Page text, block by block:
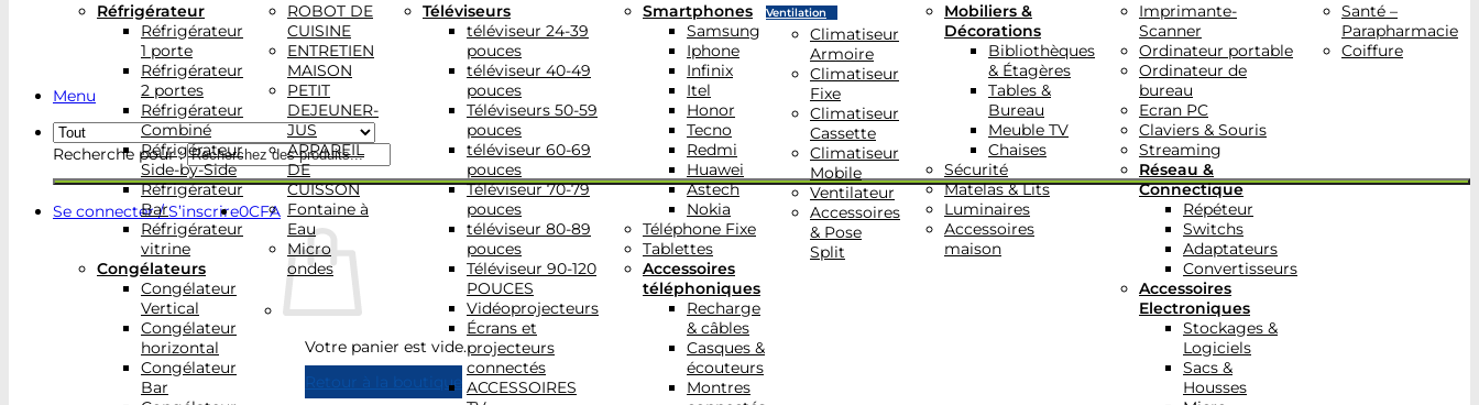
Menu
Recherche pour :
Se connecter / S’inscrire0CFA
Votre panier est vide.
Retour à la boutique
Réfrigérateur
Réfrigérateur
1 porte
Réfrigérateur
2 portes
Réfrigérateur
Combiné
Réfrigérateur
Side-by-Side
Réfrigérateur
Bar
Réfrigérateur
vitrine
Congélateurs
Congélateur
Vertical
Congélateur
horizontal
Congélateur
Bar
ROBOT DE
CUISINE
ENTRETIEN
MAISON
PETIT
DEJEUNER-
JUS
APPAREIL
DE
CUISSON
Fontaine à
Eau
Micro
ondes
Téléviseurs
téléviseur 24-39
pouces
téléviseur 40-49
pouces
Téléviseurs 50-59
pouces
téléviseur 60-69
pouces
Téléviseur 70-79
pouces
téléviseur 80-89
pouces
Téléviseur 90-120
POUCES
Vidéoprojecteurs
Écrans et
projecteurs
connectés
ACCESSOIRES
Smartphones
Samsung
Iphone
Infinix
Itel
Honor
Tecno
Redmi
Huawei
Astech
Nokia
Téléphone Fixe
Tablettes
Accessoires
téléphoniques
Recharge
& câbles
Casques &
écouteurs
Montres
Ventilation
Climatiseur
Armoire
Climatiseur
Fixe
Climatiseur
Cassette
Climatiseur
Mobile
Ventilateur
Accessoires
& Pose
Split
Mobiliers &
Décorations
Bibliothèques
& Étagères
Tables &
Bureau
Meuble TV
Chaises
Sécurité
Matelas & Lits
Luminaires
Accessoires
maison
Imprimante-
Scanner
Ordinateur portable
Ordinateur de
bureau
Ecran PC
Claviers & Souris
Streaming
Réseau &
Connectique
Répéteur
Switchs
Adaptateurs
Convertisseurs
Accessoires
Electroniques
Stockages &
Logiciels
Sacs &
Housses
Santé –
Parapharmacie
Coiffure